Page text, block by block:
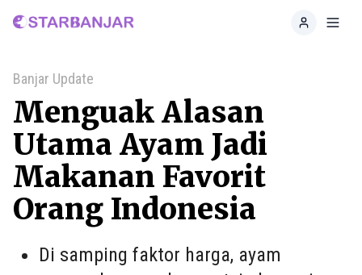
Home
Banjar Update
Menguak Alasan
Utama Ayam Jadi
Makanan Favorit
Orang Indonesia
Di samping faktor harga, ayam